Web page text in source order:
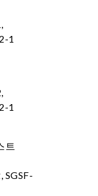
1
1
트
SGSF-